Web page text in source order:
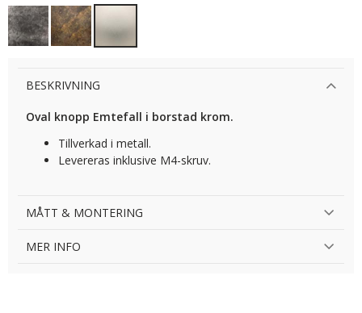
BESKRIVNING
Oval knopp Emtefall i borstad krom.
Tillverkad i metall.
Levereras inklusive M4-skruv.
MÅTT & MONTERING
MER INFO